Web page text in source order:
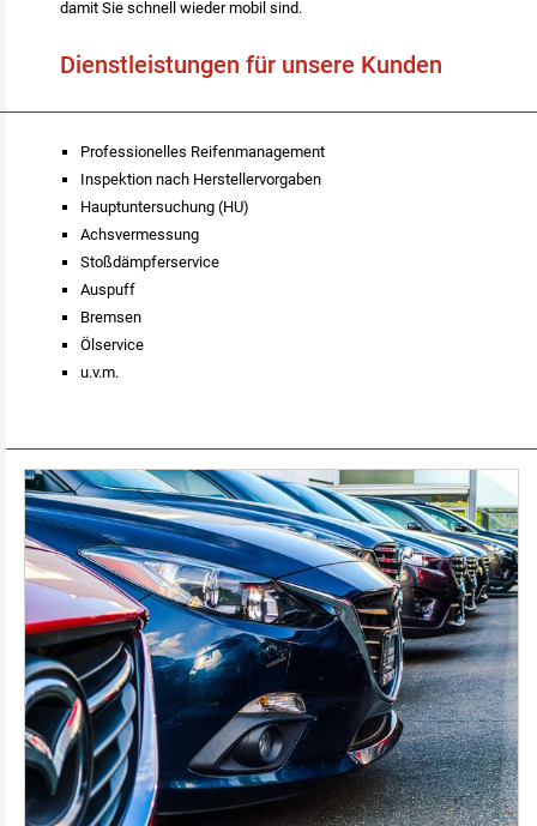
damit Sie schnell wieder mobil sind.
Dienstleistungen für unsere Kunden
Professionelles Reifenmanagement
Inspektion nach Herstellervorgaben
Hauptuntersuchung (HU)
Achsvermessung
Stoßdämpferservice
Auspuff
Bremsen
Ölservice
u.v.m.
Dienstleistungen für unsere Flottenkunden.jpg